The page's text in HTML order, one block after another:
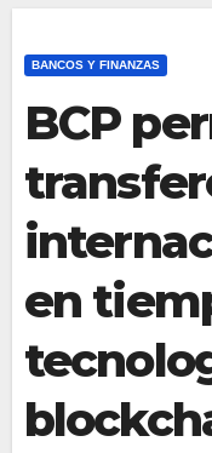
BANCOS Y FINANZAS
BCP
en